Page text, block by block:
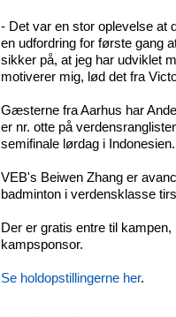
- Det var en stor oplevelse
en udfordring for første gang
sikker på, at jeg har udviklet
motiverer mig, lød det fra
Gæsterne fra Aarhus har
er nr. otte på
semifinale lørdag i Indonesien.
VEB's Beiwen Zhang er
badminton i verdensklasse
Der er gratis entre til
kampsponsor.
Se holdopstillingerne her.